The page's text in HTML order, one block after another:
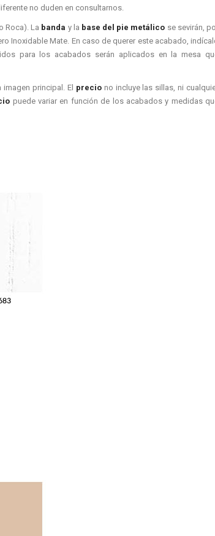
no duden en consultarnos.
Roca). La banda y la base del pie metálico se sevirán,
Inoxidable Mate. En caso de querer este acabado,
para los acabados serán aplicados en la mesa
principal. El preciono incluye las sillas, ni
puede variar en función de los acabados y medidas